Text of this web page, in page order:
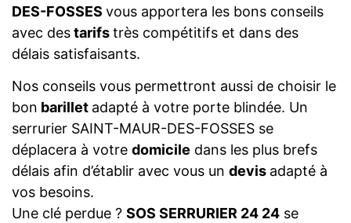
DES-FOSSES vous apportera les bons conseils
avec destarifstrès compétitifs et dans des
délais satisfaisants.
Nos conseils vous permettront aussi de choisir le
bon barillet adapté à votre porte blindée. Un
serrurier SAINT-MAUR-DES-FOSSES se
déplacera à votre domicile dans les plus brefs
délais afin d’établir avec vous un devis adapté à
vos besoins.
Une clé perdue ? SOS SERRURIER 24 24 se